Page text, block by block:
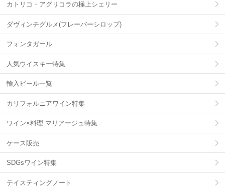
カトリコ・アグリコラの極上シェリー
ダヴィンチグルメ(フレーバーシロップ)
フォンタガール
人気ウイスキー特集
輸入ビール一覧
カリフォルニアワイン特集
ワイン×料理 マリアージュ特集
ケース販売
SDGsワイン特集
テイスティングノート